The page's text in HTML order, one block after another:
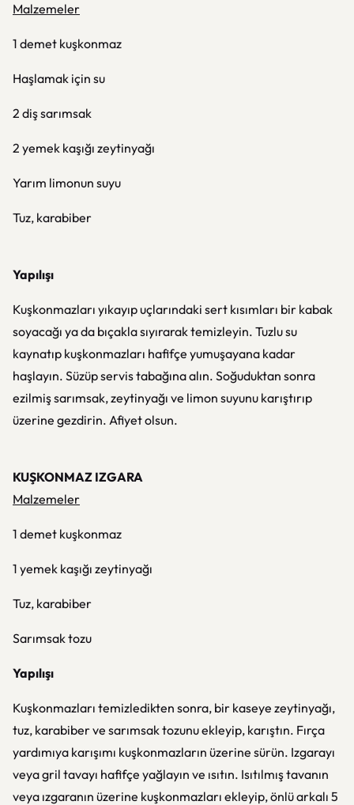
Malzemeler
1 demet kuşkonmaz
Haşlamak için su
2 diş sarımsak
2 yemek kaşığı zeytinyağı
Yarım limonun suyu
Tuz, karabiber
Yapılışı
Kuşkonmazları yıkayıp uçlarındaki sert kısımları bir kabak
soyacağı ya da bıçakla sıyırarak temizleyin. Tuzlu su
kaynatıp kuşkonmazları hafifçe yumuşayana kadar
haşlayın. Süzüp servis tabağına alın. Soğuduktan sonra
ezilmiş sarımsak, zeytinyağı ve limon suyunu karıştırıp
üzerine gezdirin. Afiyet olsun.
KUŞKONMAZ IZGARA
Malzemeler
1 demet kuşkonmaz
1 yemek kaşığı zeytinyağı
Tuz, karabiber
Sarımsak tozu
Yapılışı
Kuşkonmazları temizledikten sonra, bir kaseye zeytinyağı,
tuz, karabiber ve sarımsak tozunu ekleyip, karıştın. Fırça
yardımıya karışımı kuşkonmazların üzerine sürün. Izgarayı
veya gril tavayı hafifçe yağlayın ve ısıtın. Isıtılmış tavanın
veya ızgaranın üzerine kuşkonmazları ekleyip, önlü arkalı 5